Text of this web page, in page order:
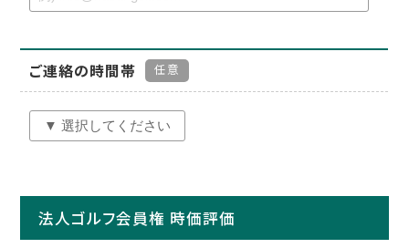
ご連絡の時間帯 任意
法人ゴルフ会員権 時価評価